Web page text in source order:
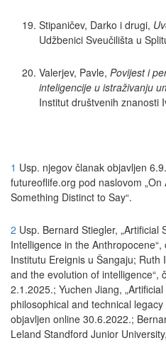
Stipaničev, Darko i drugi,
Udžbenici Sveučilišta u
Valerjev, Pavle, Povijest i
inteligencije u istraživanju
Institut društvenih znanosti
1 Usp. njegov članak objavljen
futureoflife.org pod naslovom
Something Distinct to Say“.
2 Usp. Bernard Stiegler, „Artificial
Intelligence in the
Institutu Ereignis u Šangaju; Ruth
and the evolution of intelligence“,
2.1.2025.; Yuchen Jiang,
philosophical and technical
objavljen online 30.6.2022.;
Leland Standford Junior